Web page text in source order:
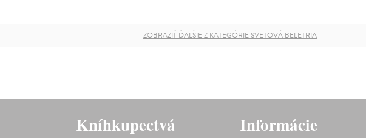
ZOBRAZIŤ ĎALŠIE Z KATEGÓRIE SVETOVÁ BELETRIA
Kníhkupectvá Informácie